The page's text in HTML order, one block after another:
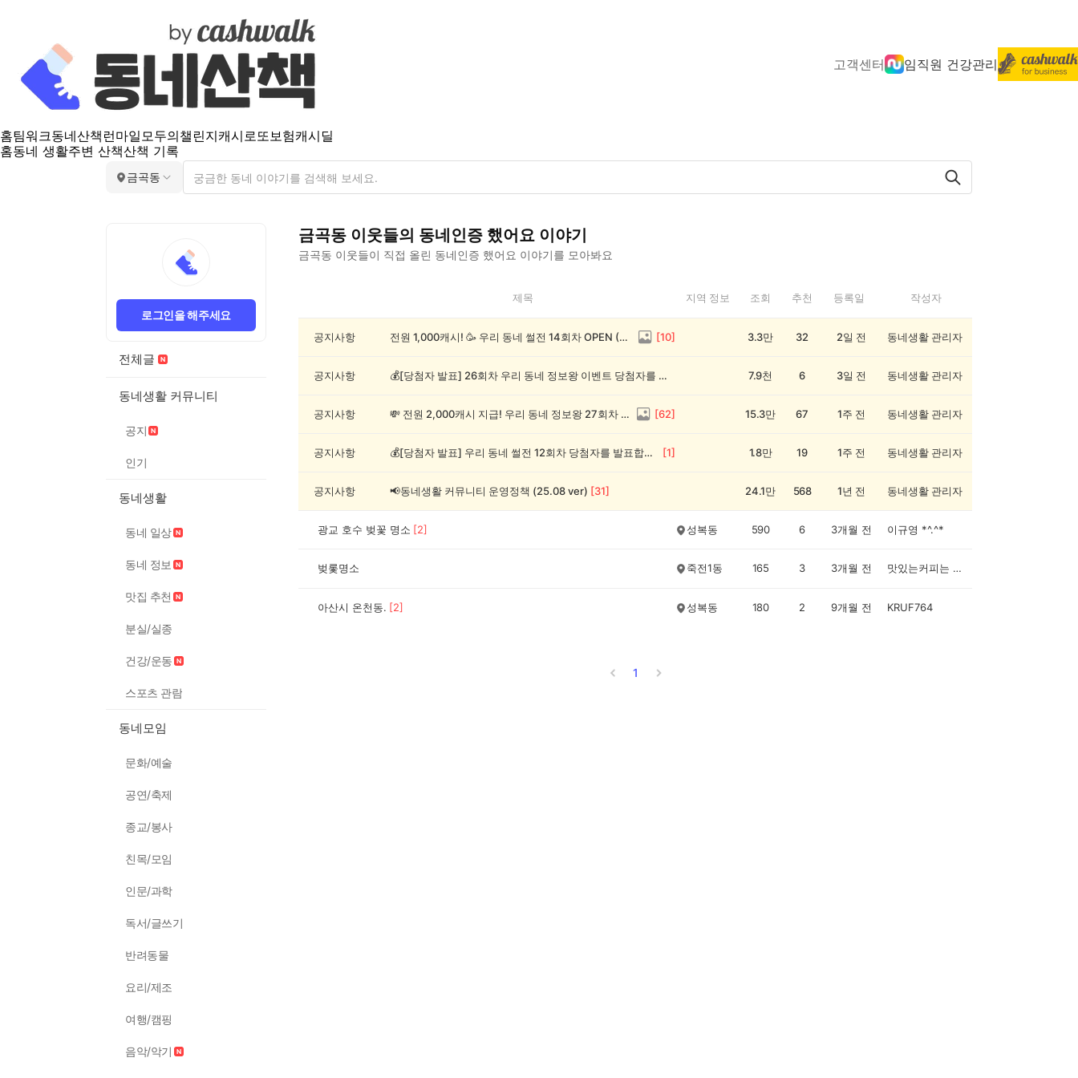
고객센터 임직원 건강관리
홈팀워크동네산책 런마일모두의챌린지캐시로또보험캐시딜
홈동네 생활주변 산책산책 기록
금곡동
로그인을 해주세요
전체글
동네생활 커뮤니티
공지
인기
동네생활
동네 일상
동네 정보
맛집 추천
분실/실종
건강/운동
스포츠 관람
동네모임
문화/예술
공연/축제
종교/봉사
친목/모임
인문/과학
독서/글쓰기
반려동물
요리/제조
여행/캠핑
음악/악기
금곡동 이웃들의 동네인증 했어요 이야기
금곡동 이웃들이 직접 올린 동네인증 했어요 이야기를 모아봐요
동
제목 지역 정보 조회 추천 등록일 작성자
공지사항 전원 1,000캐시! 🥳 우리 동네 썰전 14회차 OPEN (~8/17) [10] 3.3만 32 2일 전 동네생활 관리자
공지사항 💰[당첨자 발표] 26회차 우리 동네 정보왕 이벤트 당첨자를 발표합니다! 7.9천 6 3일 전 동네생활 관리자
공지사항 💸 전원 2,000캐시 지급! 우리 동네 정보왕 27회차 (~8/10) [62] 15.3만 67 1주 전 동네생활 관리자
공지사항 💰[당첨자 발표] 우리 동네 썰전 12회차 당첨자를 발표합니다! [1] 1.8만 19 1주 전 동네생활 관리자
공지사항 📢동네생활 커뮤니티 운영정책 (25.08 ver) [31] 24.1만 568 1년 전 동네생활 관리자
광교 호수 벚꽃 명소 [2] 성복동 590 6 3개월 전 이규영 *^.^*
벚롳명소 죽전1동 165 3 3개월 전 맛있는커피는 마도로스카페로!
아산시 온천동. [2] 성복동 180 2 9개월 전 KRUF764
1